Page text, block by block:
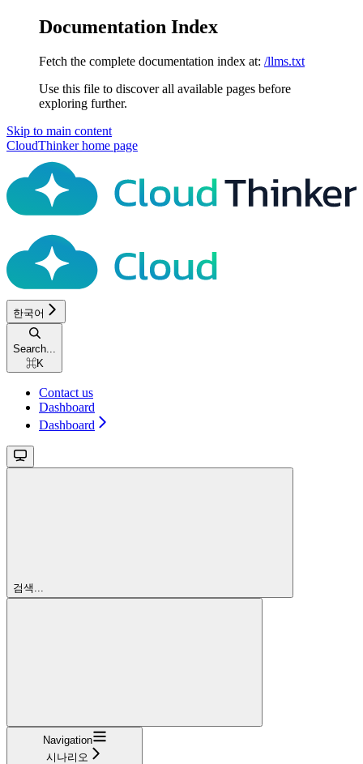
Documentation Index
Fetch the complete documentation index at: /llms.txt
Use this file to discover all available pages before
exploring further.
Skip to main content
CloudThinkerhome page
한국어
Search...
⌘K
Contact us
Dashboard
Dashboard
검색...
Navigation
시나리오